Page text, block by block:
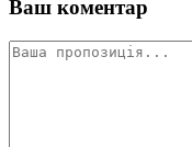
Ваш коментар